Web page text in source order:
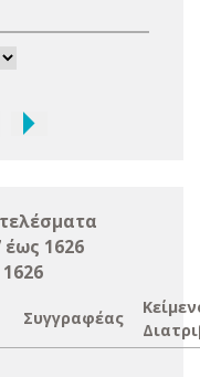
έως 1626
Συγγραφέας